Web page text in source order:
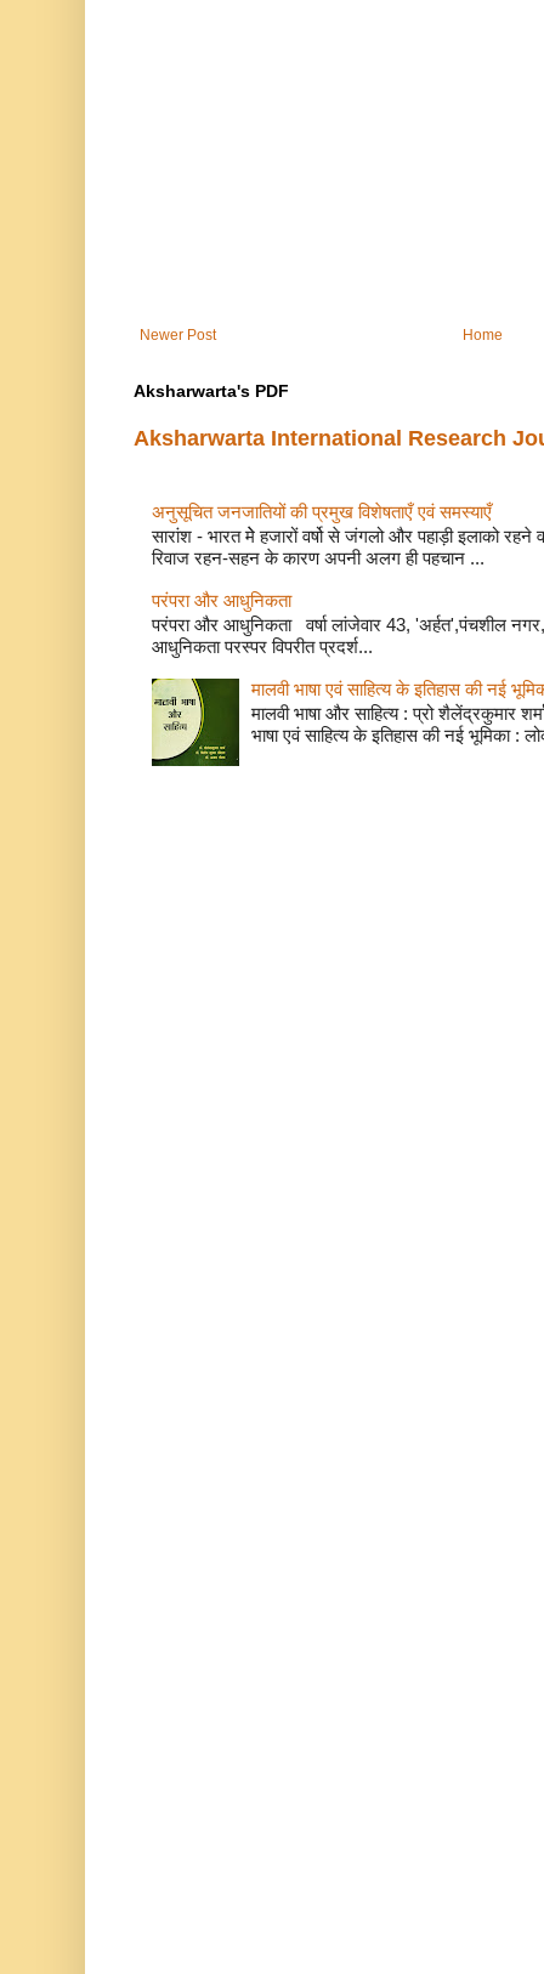
Newer Post Home
Aksharwarta's PDF
Aksharwarta International Research
अनुसूचित जनजातियों की प्रमुख विशेषताएँ एवं
सारांश - भारत मेे हजारों वर्षो से जंगलो और पहाड़ी इलाको रहने
रिवाज रहन-सहन के कारण अपनी अलग ही पहचान ...
परंपरा और आधुनिकता
परंपरा और आधुनिकता वर्षा लांजेवार 43, 'अर्हत',पंचशील नगर,
आधुनिकता परस्पर विपरीत प्रदर्श...
मालवी भाषा एवं साहित्य के इतिहास की नई
मालवी भाषा और साहित्य : प्रो शैलेंद्रकुमार
भाषा एवं साहित्य के इतिहास की नई भूमिका :